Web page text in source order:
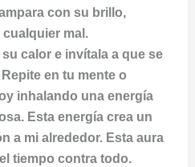
con su brillo,
mal.
calor e invítala a que se
en tu mente o
inhalando una energía
Esta energía crea un
a mi alrededor. Esta aura
tiempo contra todo.